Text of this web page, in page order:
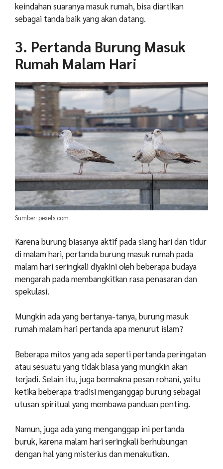
keindahan suaranya masuk rumah, bisa diartikan
sebagai tanda baik yang akan datang.
3. Pertanda Burung Masuk
Rumah Malam Hari
Sumber: pexels.com
Karena burung biasanya aktif pada siang hari dan tidur
di malam hari, pertanda burung masuk rumah pada
malam hari seringkali diyakini oleh beberapa budaya
mengarah pada membangkitkan rasa penasaran dan
spekulasi.
Mungkin ada yang bertanya-tanya, burung masuk
rumah malam hari pertanda apa menurut islam?
Beberapa mitos yang ada seperti pertanda peringatan
atau sesuatu yang tidak biasa yang mungkin akan
terjadi. Selain itu, juga bermakna pesan rohani, yaitu
ketika beberapa tradisi menganggap burung sebagai
utusan spiritual yang membawa panduan penting.
Namun, juga ada yang menganggap ini pertanda
buruk, karena malam hari seringkali berhubungan
dengan hal yang misterius dan menakutkan.